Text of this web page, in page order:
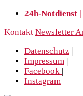
24h-Notdienst
Kontakt Newsletter
Datenschutz |
Impressum |
Facebook |
Instagram